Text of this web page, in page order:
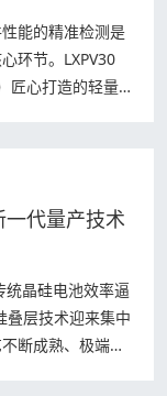
能的精准检测是
环节。LXPV30
匠心打造的轻量
代量产技术
晶硅电池效率逼
叠层技术迎来集中
断成熟、极端场